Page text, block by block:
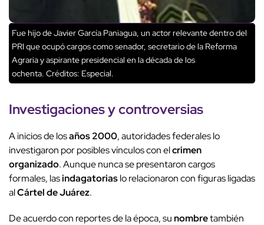
Fue hijo de Javier García Paniagua, un actor relevante dentro del
PRI que ocupó cargos como senador, secretario de la Reforma
Agraria y aspirante presidencial en la década de los
ochenta. Créditos: Especial.
Investigacionesy controversias
A inicios de losaños 2000, autoridades federales lo
investigaron por posibles vínculos con elcrimen
organizado. Aunque nunca se presentaron cargos
formales, lasindagatoriaslo relacionaron con figuras ligadas
alCártel de Juárez.
De acuerdo con reportes de la época, sunombretambién